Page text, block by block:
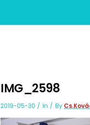
IMG_2598
2019-05-30 In By